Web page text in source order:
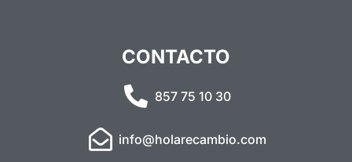
CONTACTO
857 75 10 30
info@holarecambio.com